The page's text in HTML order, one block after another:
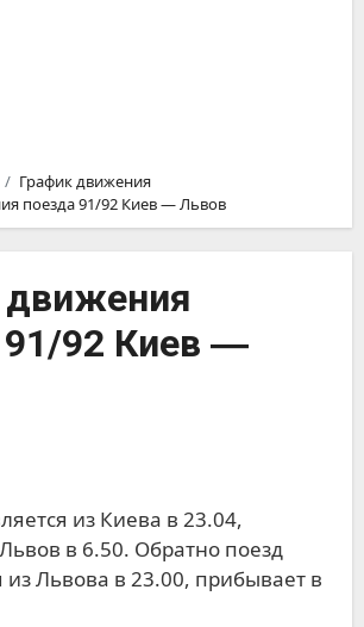
График движения
поезда 91/92 Киев ― Львов
движения
91/92 Киев ―
в 6.50. Обратно поезд
из Львова в 23.00, прибывает в